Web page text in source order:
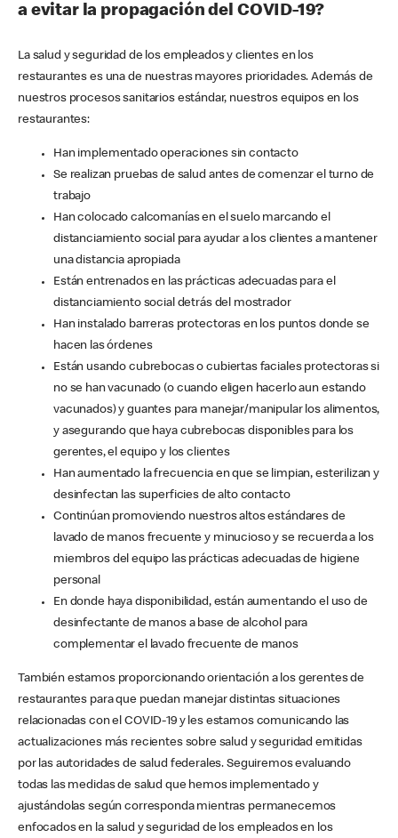
a evitar la propagación del COVID-19?
La salud y seguridad de los empleados y clientes en los
restaurantes es una de nuestras mayores prioridades. Además de
nuestros procesos sanitarios estándar, nuestros equipos en los
restaurantes:
Han implementado operaciones sin contacto
Se realizan pruebas de salud antes de comenzar el turno de
trabajo
Han colocado calcomanías en el suelo marcando el
distanciamiento social para ayudar a los clientes a mantener
una distancia apropiada
Están entrenados en las prácticas adecuadas para el
distanciamiento social detrás del mostrador
Han instalado barreras protectoras en los puntos donde se
hacen las órdenes
Están usando cubrebocas o cubiertas faciales protectoras si
no se han vacunado (o cuando eligen hacerlo aun estando
vacunados) y guantes para manejar/manipular los alimentos,
y asegurando que haya cubrebocas disponibles para los
gerentes, el equipo y los clientes
Han aumentado la frecuencia en que se limpian, esterilizan y
desinfectan las superficies de alto contacto
Continúan promoviendo nuestros altos estándares de
lavado de manos frecuente y minucioso y se recuerda a los
miembros del equipo las prácticas adecuadas de higiene
personal
En donde haya disponibilidad, están aumentando el uso de
desinfectante de manos a base de alcohol para
complementar el lavado frecuente de manos
También estamos proporcionando orientación a los gerentes de
restaurantes para que puedan manejar distintas situaciones
relacionadas con el COVID-19 y les estamos comunicando las
actualizaciones más recientes sobre salud y seguridad emitidas
por las autoridades de salud federales. Seguiremos evaluando
todas las medidas de salud que hemos implementado y
ajustándolas según corresponda mientras permanecemos
enfocados en la salud y seguridad de los empleados en los